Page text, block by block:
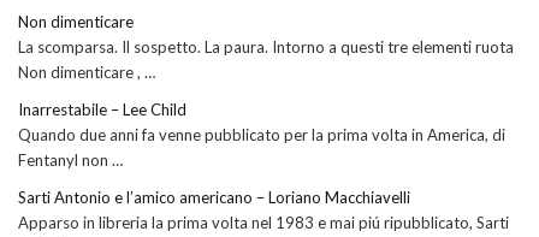
Non dimenticare
La scomparsa. Il sospetto. La paura. Intorno a questi tre elementi ruota
Non dimenticare , …
Inarrestabile – Lee Child
Quando due anni fa venne pubblicato per la prima volta in America, di
Fentanyl non …
Sarti Antonio e l’amico americano – Loriano Macchiavelli
Apparso in libreria la prima volta nel 1983 e mai piú ripubblicato, Sarti